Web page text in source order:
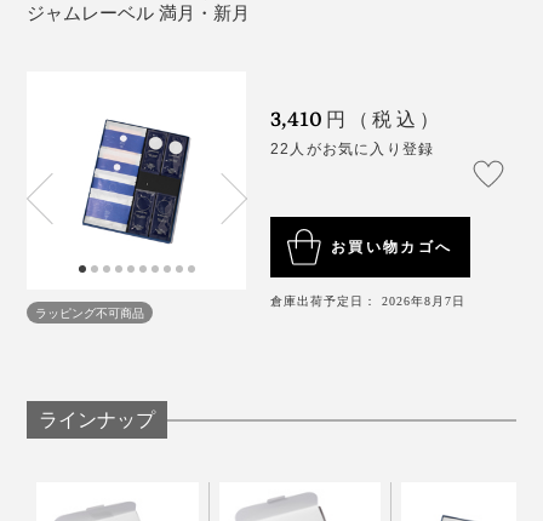
こだわりの「泡」は、泡立ちがよくて、モチモチの感
触。汚れをしっかり浮かしながら、洗い上がりの肌はし
っとり。髪もスルリとまとまる――。
1回で、ここまで心地よい全身洗いができる
『MANGETSU（満月）』『SINGETSU（新月）』の成
特長1
髪や肌が持つバリア機能を守りながら、汚れを落と
特長2
忙しいあの人に、ハーブ香る入浴で、脳のリフレッシュ
体験を贈りましょう。
ジャムレーベル 満月・新月
ラッピング不可商品
3,410 円（税込）
22人がお気に入り登録
お買い物カゴへ
倉庫出荷予定日： 2026年8月7日
ラインナップ